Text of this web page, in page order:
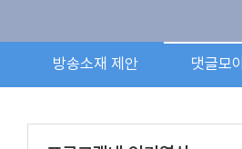
방송소재 제안 댓글모